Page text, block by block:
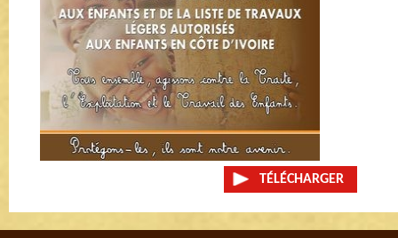
TÉLÉCHARGER